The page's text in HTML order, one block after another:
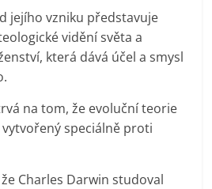
jejího vzniku představuje
vidění světa a
která dává účel a smysl
na tom, že evoluční teorie
speciálně proti
Charles Darwin studoval